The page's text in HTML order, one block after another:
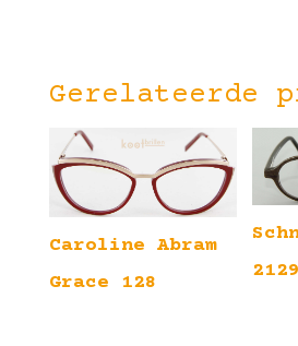
Gerelateerde
Caroline Abram
Grace 128